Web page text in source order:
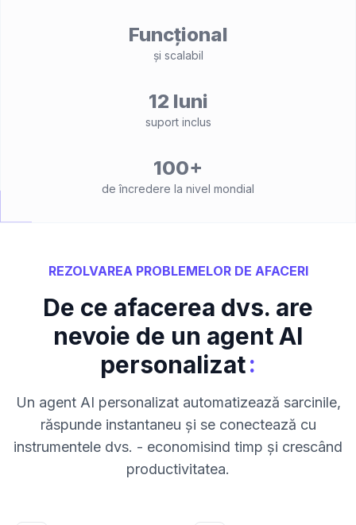
Funcțional
și scalabil
12 luni
suport inclus
100+
de încredere la nivel mondial
REZOLVAREA PROBLEMELOR DE AFACERI
De ce afacerea dvs. are
nevoie de un agent AI
personalizat:
Un agent AI personalizat automatizează sarcinile,
răspunde instantaneu și se conectează cu
instrumentele dvs. - economisind timp și crescând
productivitatea.